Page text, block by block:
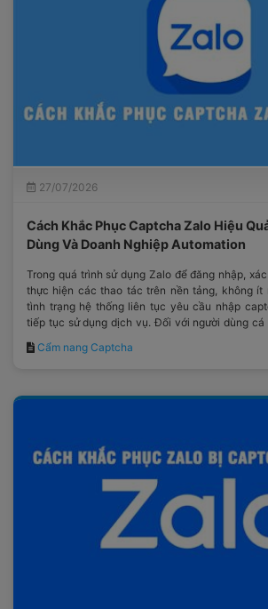
27/07/2026
Cách Khắc Phục Captcha Zalo Hiệu
Dùng Và Doanh Nghiệp Automation
Trong quá trình sử dụng Zalo để đăng nhập,
thực hiện các thao tác trên nền tảng, không ít
tình trạng hệ thống liên tục yêu cầu nhập
tiếp tục sử dụng dịch vụ. Đối với người dùng cá
Cẩm nang Captcha